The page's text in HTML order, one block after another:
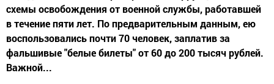
схемы освобождения от военной службы, работавшей
в течение пяти лет. По предварительным данным, ею
воспользовались почти 70 человек, заплатив за
фальшивые "белые билеты" от 60 до 200 тысяч рублей.
Важной...